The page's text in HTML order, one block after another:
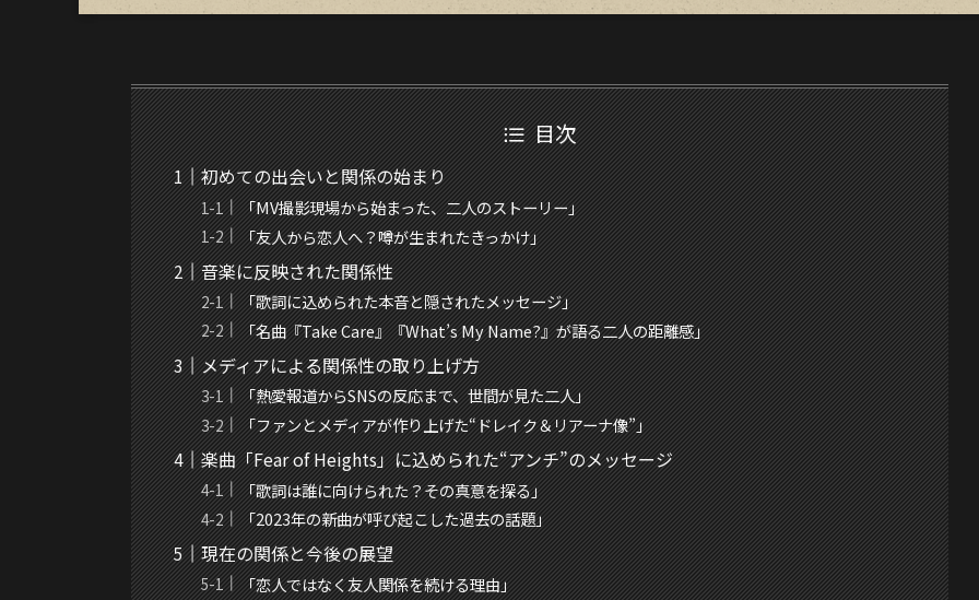
目次
初めての出会いと関係の始まり
「MV撮影現場から始まった、二人のストーリー」
「友人から恋人へ？噂が生まれたきっかけ」
音楽に反映された関係性
「歌詞に込められた本音と隠されたメッセージ」
「名曲『Take Care』『What’s My Name?』が語る二人の距離感」
メディアによる関係性の取り上げ方
「熱愛報道からSNSの反応まで、世間が見た二人」
「ファンとメディアが作り上げた“ドレイク＆リアーナ像”」
楽曲「Fear of Heights」に込められた“アンチ”のメッセージ
「歌詞は誰に向けられた？その真意を探る」
「2023年の新曲が呼び起こした過去の話題」
現在の関係と今後の展望
「恋人ではなく友人関係を続ける理由」